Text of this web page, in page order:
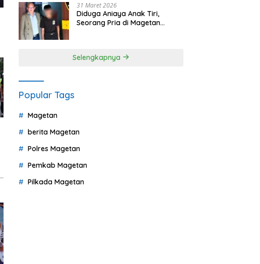
31 Maret 2026
Diduga Aniaya Anak Tiri,
Seorang Pria di Magetan
Selengkapnya
Popular Tags
Magetan
berita Magetan
Polres Magetan
Pemkab Magetan
Pilkada Magetan